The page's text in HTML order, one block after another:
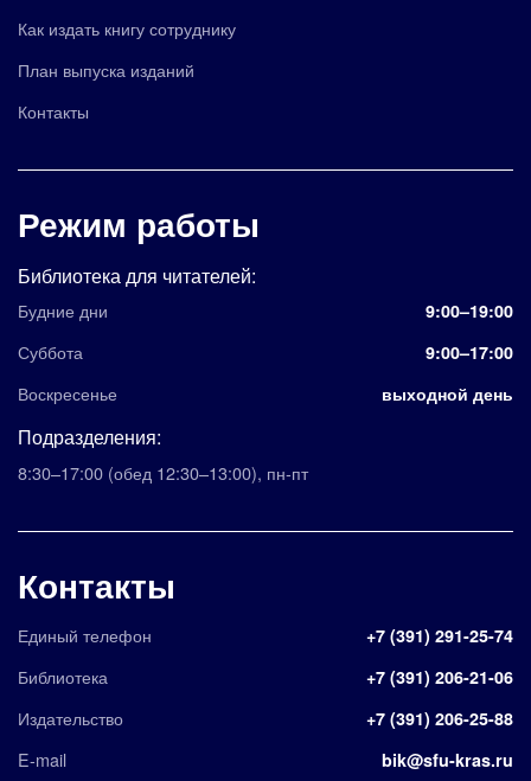
Как издать книгу сотруднику
План выпуска изданий
Контакты
Режим работы
Библиотека для читателей:
Будние дни 9:00–19:00
Суббота 9:00–17:00
Воскресенье выходной день
Подразделения:
8:30–17:00 (обед 12:30–13:00), пн-пт
Контакты
Единый телефон +7 (391) 291-25-74
Библиотека +7 (391) 206-21-06
Издательство +7 (391) 206-25-88
E-mail bik@sfu-kras.ru